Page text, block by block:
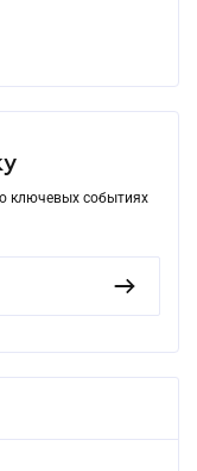
ключевых событиях